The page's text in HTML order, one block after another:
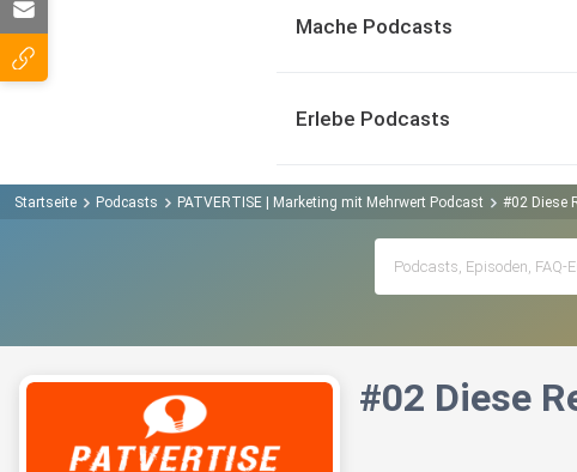
Mache Podcasts
Erlebe Podcasts
Startseite Podcasts PATVERTISE | Marketing mit Mehrwert Podcast #02 Diese
#02 Diese